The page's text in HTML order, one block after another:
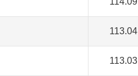
113.04
113.03